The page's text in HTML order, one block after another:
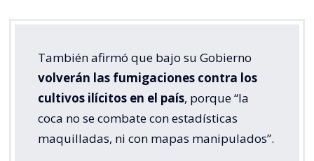
También afirmó que bajo su Gobierno
volverán las fumigaciones contra los
cultivos ilícitos en el país, porque “la
coca no se combate con estadísticas
maquilladas, ni con mapas manipulados”.